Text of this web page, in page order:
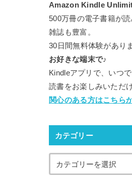
Amazon Kindle
500万冊の電子書籍が
雑誌も豊富。
30日間無料体験があり
お好きな端末で♪
Kindleアプリで、いつ
読書をお楽しみいただ
関心のある方はこちら
カテゴリー